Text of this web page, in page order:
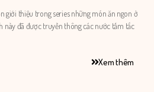
giới thiệu trong series những món ăn ngon ở
này đã được truyền thông các nước tấm tắc
Xem thêm